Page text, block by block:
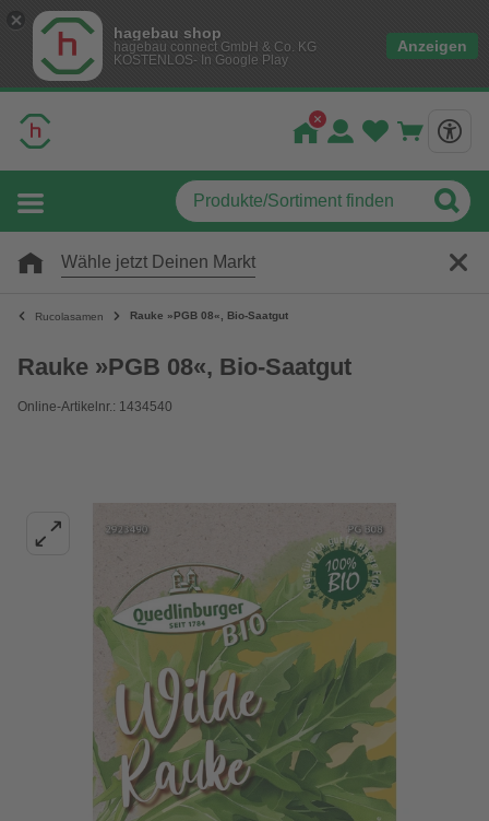
hagebau shop
hagebau connect GmbH & Co. KG
KOSTENLOS- In Google Play
Anzeigen
Wähle jetzt Deinen Markt
Rucolasamen Rauke »PGB 08«, Bio-Saatgut
Rauke »PGB 08«, Bio-Saatgut
Online-Artikelnr.: 1434540